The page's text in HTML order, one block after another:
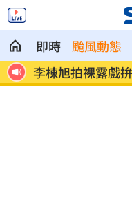
即時 颱風動態
了
李棟旭拍裸露戲